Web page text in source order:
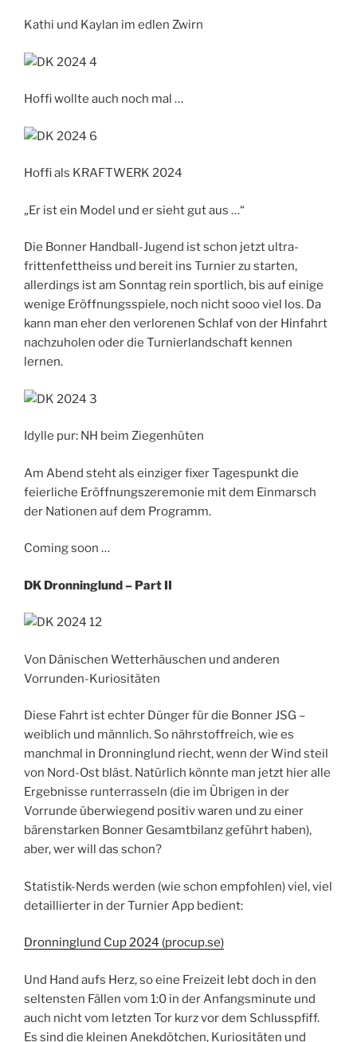
Kathi und Kaylan im edlen Zwirn
Hoffi wollte auch noch mal …
Hoffi als KRAFTWERK 2024
„Er ist ein Model und er sieht gut aus …“
Die Bonner Handball-Jugend ist schon jetzt ultra-
frittenfettheiss und bereit ins Turnier zu starten,
allerdings ist am Sonntag rein sportlich, bis auf einige
wenige Eröffnungsspiele, noch nicht sooo viel los. Da
kann man eher den verlorenen Schlaf von der Hinfahrt
nachzuholen oder die Turnierlandschaft kennen
lernen.
Idylle pur: NH beim Ziegenhüten
Am Abend steht als einziger fixer Tagespunkt die
feierliche Eröffnungszeremonie mit dem Einmarsch
der Nationen auf dem Programm.
Coming soon …
DK Dronninglund – Part II
Von Dänischen Wetterhäuschen und anderen
Vorrunden-Kuriositäten
Diese Fahrt ist echter Dünger für die Bonner JSG –
weiblich und männlich. So nährstoffreich, wie es
manchmal in Dronninglund riecht, wenn der Wind steil
von Nord-Ost bläst. Natürlich könnte man jetzt hier alle
Ergebnisse runterrasseln (die im Übrigen in der
Vorrunde überwiegend positiv waren und zu einer
bärenstarken Bonner Gesamtbilanz geführt haben),
aber, wer will das schon?
Statistik-Nerds werden (wie schon empfohlen) viel, viel
detaillierter in der Turnier App bedient:
Dronninglund Cup 2024 (procup.se)
Und Hand aufs Herz, so eine Freizeit lebt doch in den
seltensten Fällen vom 1:0 in der Anfangsminute und
auch nicht vom letzten Tor kurz vor dem Schlusspfiff.
Es sind die kleinen Anekdötchen, Kuriositäten und